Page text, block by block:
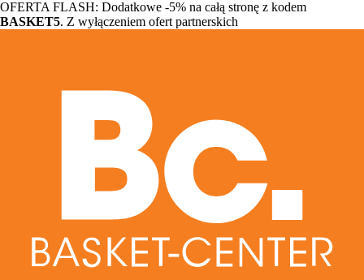
OFERTA FLASH: Dodatkowe -5% na całą stronę z kodem
BASKET5. Z wyłączeniem ofert partnerskich